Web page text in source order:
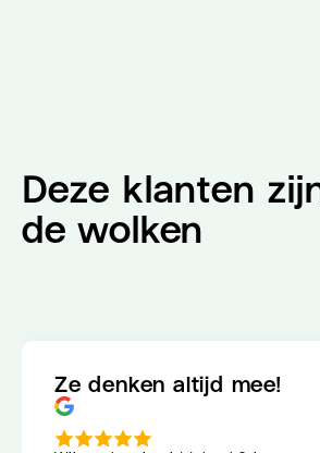
Deze klanten
de wolken
Ze denken altijd mee!